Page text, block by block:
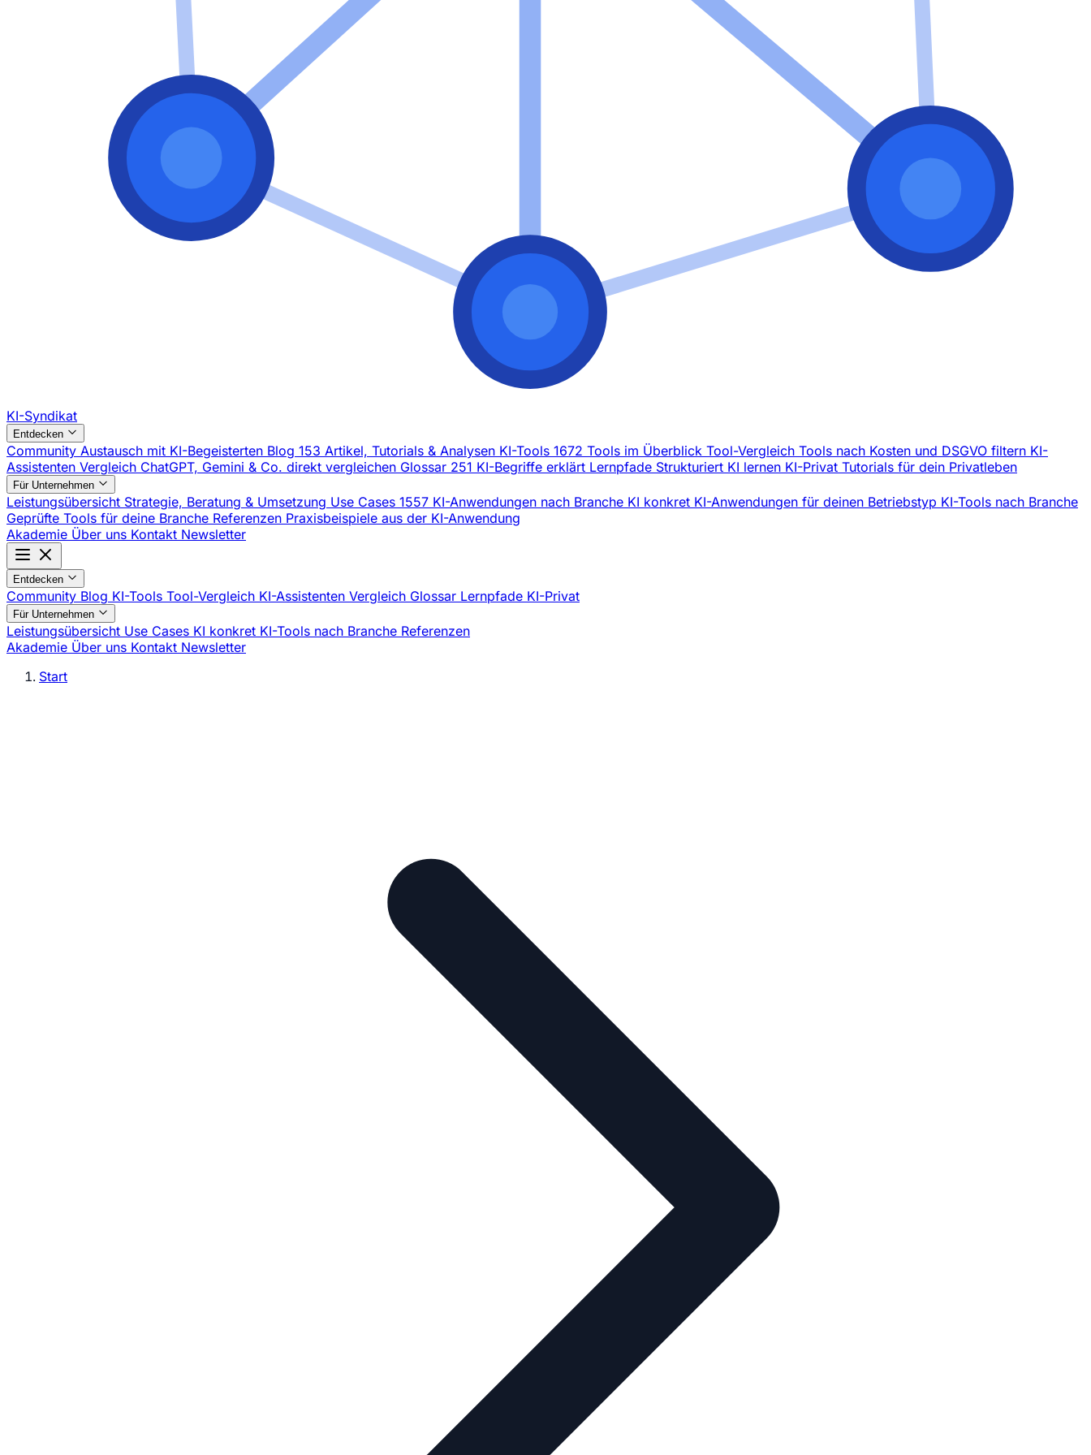
KI-Syndikat
Entdecken
Community Austausch mit KI-Begeisterten Blog 153 Artikel, Tutorials & Analysen KI-Tools 1672 Tools im Überblick Tool-Vergleich Tools nach Kosten und DSGVO filtern KI-
Assistenten Vergleich ChatGPT, Gemini & Co. direkt vergleichen Glossar 251 KI-Begriffe erklärt Lernpfade Strukturiert KI lernen KI-Privat Tutorials für dein Privatleben
Für Unternehmen
Leistungsübersicht Strategie, Beratung & Umsetzung Use Cases 1557 KI-Anwendungen nach Branche KI konkret KI-Anwendungen für deinen Betriebstyp KI-Tools nach Branche
Geprüfte Tools für deine Branche Referenzen Praxisbeispiele aus der KI-Anwendung
Akademie Über uns Kontakt Newsletter
Entdecken
Community Blog KI-Tools Tool-Vergleich KI-Assistenten Vergleich Glossar Lernpfade KI-Privat
Für Unternehmen
Leistungsübersicht Use Cases KI konkret KI-Tools nach Branche Referenzen
Akademie Über uns Kontakt Newsletter
Start